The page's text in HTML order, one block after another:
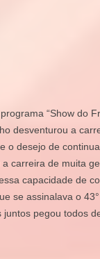
“Show do
desventurou a
o desejo de
a carreira de muita
capacidade de
se assinalava o
pegou todos